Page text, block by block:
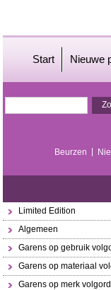
Start Nieuwe
Beurzen
Limited Edition
Algemeen
Garens op gebruik
Garens op materiaal
Garens op merk